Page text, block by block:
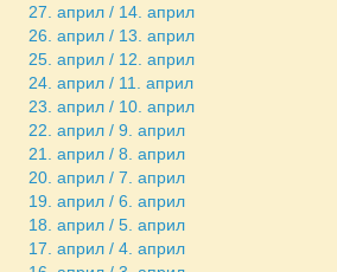
27. април / 14. април
26. април / 13. април
25. април / 12. април
24. април / 11. април
23. април / 10. април
22. април / 9. април
21. април / 8. април
20. април / 7. април
19. април / 6. април
18. април / 5. април
17. април / 4. април